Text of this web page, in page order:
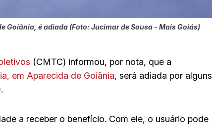
Goiânia, é adiada (Foto: Jucimar de Sousa - Mais Goiás)
(CMTC) informou, por nota, que a
em Aparecida de Goiânia, será adiada por alguns
a receber o benefício. Com ele, o usuário pode